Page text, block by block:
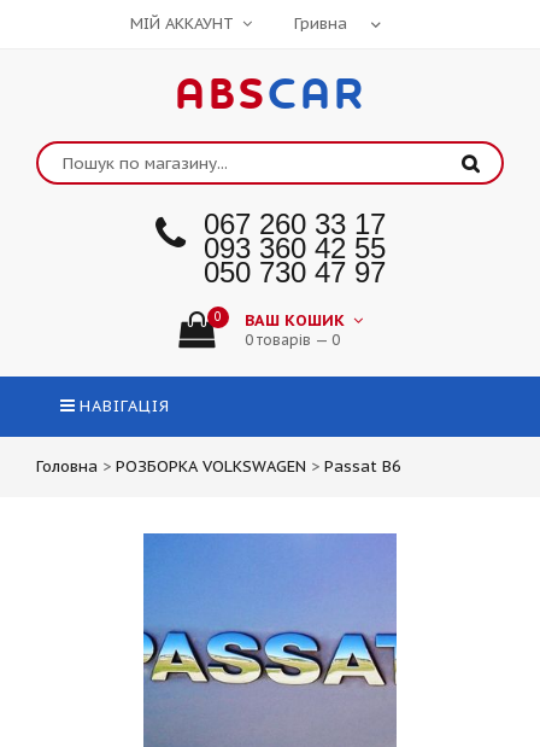
МІЙ АККАУНТ
ABSCAR
067 260 33 17
093 360 42 55
050 730 47 97
0 ВАШ КОШИК
0 товарів — 0
НАВІГАЦІЯ
Головна > РОЗБОРКА VOLKSWAGEN > Passat B6